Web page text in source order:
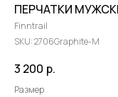
ПЕРЧАТКИ
Finntrail
SKU:2706Graphite-M
3 200 р.
Размер